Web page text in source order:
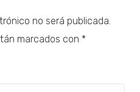
no será publicada.
marcados con *